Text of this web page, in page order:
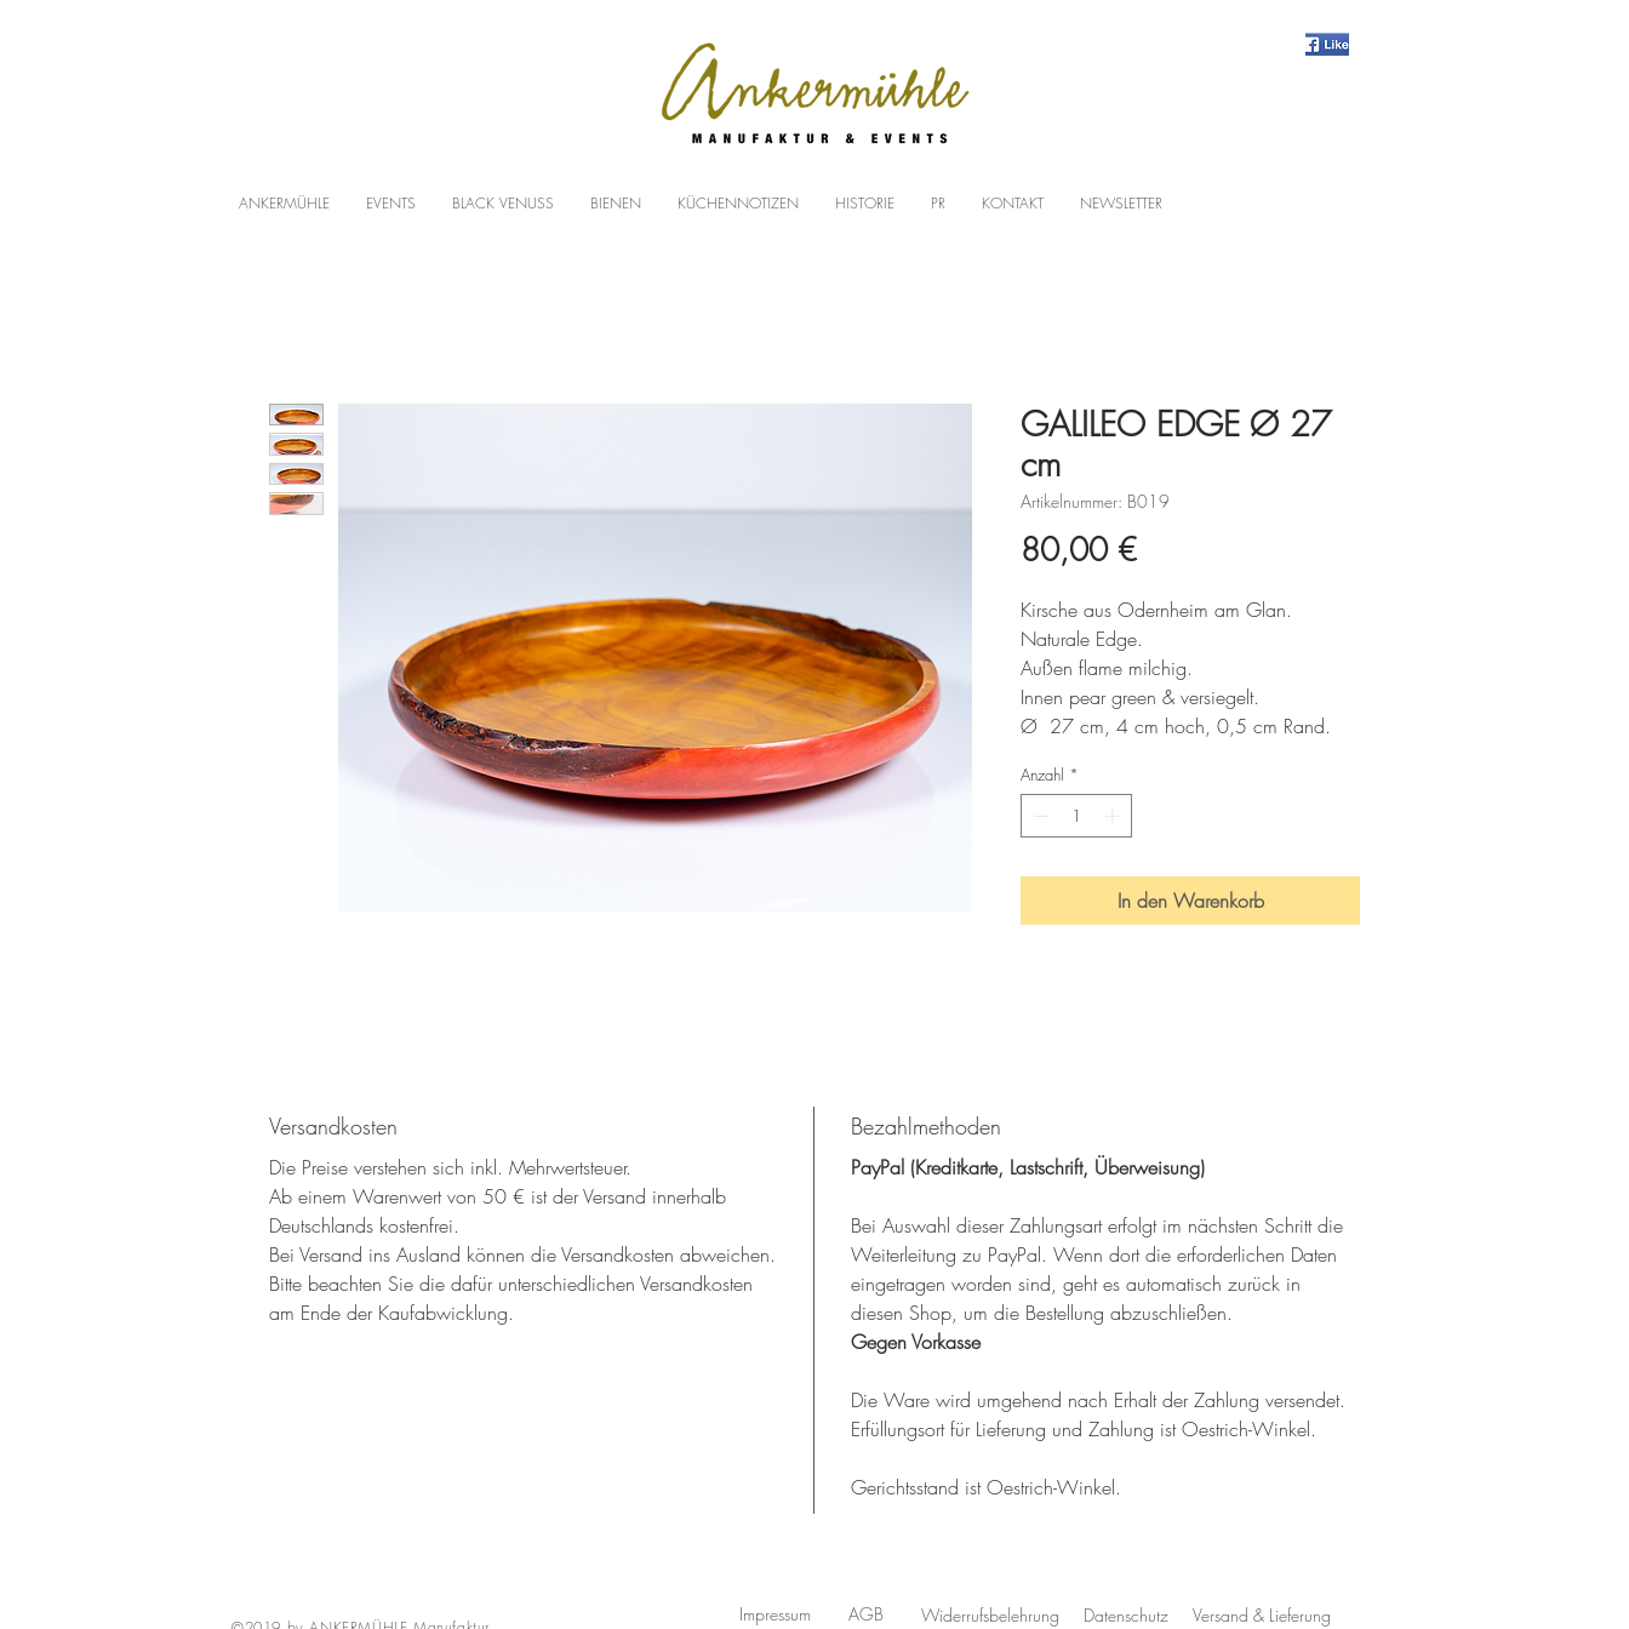
ANKERMÜHLE EVENTS BLACK VENUSS BIENEN KÜCHENNOTIZEN HISTORIE PR KONTAKT NEWSLETTER
GALILEO EDGE Ø 27
cm
Artikelnummer: B019
80,00 €Preis
Kirsche aus Odernheim am Glan.
Naturale Edge.
Außen flame milchig.
Innen pear green & versiegelt.
Ø  27 cm, 4 cm hoch, 0,5 cm Rand.
Anzahl *
In den Warenkorb
Versandkosten
Die Preise verstehen sich inkl. Mehrwertsteuer.
Ab einem Warenwert von 50 € ist der Versand innerhalb
Deutschlands kostenfrei.
Bei Versand ins Ausland können die Versandkosten abweichen.
Bitte beachten Sie die dafür unterschiedlichen Versandkosten
am Ende der Kaufabwicklung.
Bezahlmethoden
PayPal (Kreditkarte, Lastschrift, Überweisung)
Bei Auswahl dieser Zahlungsart erfolgt im nächsten Schritt die
Weiterleitung zu PayPal. Wenn dort die erforderlichen Daten
eingetragen worden sind, geht es automatisch zurück in
diesen Shop, um die Bestellung abzuschließen.
Gegen Vorkasse
Die Ware wird umgehend nach Erhalt der Zahlung versendet.
Erfüllungsort für Lieferung und Zahlung ist Oestrich-Winkel.
Gerichtsstand ist Oestrich-Winkel.
Impressum AGB Widerrufsbelehrung Datenschutz Versand & Lieferung